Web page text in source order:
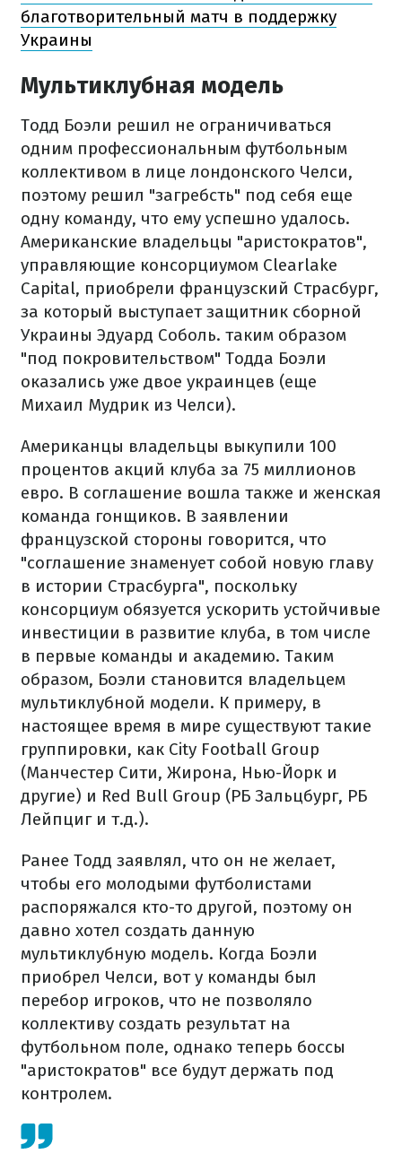
благотворительный матч в поддержку
Украины
Мультиклубная модель
Тодд Боэли решил не ограничиваться
одним профессиональным футбольным
коллективом в лице лондонского Челси,
поэтому решил "загребсть" под себя еще
одну команду, что ему успешно удалось.
Американские владельцы "аристократов",
управляющие консорциумом Clearlake
Capital, приобрели французский Страсбург,
за который выступает защитник сборной
Украины Эдуард Соболь. таким образом
"под покровительством" Тодда Боэли
оказались уже двое украинцев (еще
Михаил Мудрик из Челси).
Американцы владельцы выкупили 100
процентов акций клуба за 75 миллионов
евро. В соглашение вошла также и женская
команда гонщиков. В заявлении
французской стороны говорится, что
"соглашение знаменует собой новую главу
в истории Страсбурга", поскольку
консорциум обязуется ускорить устойчивые
инвестиции в развитие клуба, в том числе
в первые команды и академию. Таким
образом, Боэли становится владельцем
мультиклубной модели. К примеру, в
настоящее время в мире существуют такие
группировки, как City Football Group
(Манчестер Сити, Жирона, Нью-Йорк и
другие) и Red Bull Group (РБ Зальцбург, РБ
Лейпциг и т.д.).
Ранее Тодд заявлял, что он не желает,
чтобы его молодыми футболистами
распоряжался кто-то другой, поэтому он
давно хотел создать данную
мультиклубную модель. Когда Боэли
приобрел Челси, вот у команды был
перебор игроков, что не позволяло
коллективу создать результат на
футбольном поле, однако теперь боссы
"аристократов" все будут держать под
контролем.